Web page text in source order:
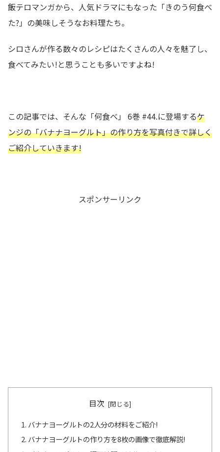
飯テロマンガから、人気ドラマにもなった「きのう何食べ
た?」の美味しそうなお料理たち。
シロさんが作る数々のレシピはたくさんの人々を魅了し、
食べてみたい!と思うことも多いですよね!
この記事では、そんな「何食べ」 6巻 #44.に登場するケ
ンジの「バナナヨーグルト」の作り方を写真付きで詳しく
ご紹介していきます!
スポンサーリンク
目次
バナナヨーグルトの2人分の材料をご紹介!
バナナヨーグルトの作り方を8枚の画像で徹底解説!